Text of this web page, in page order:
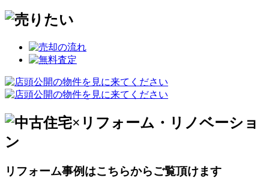
リフォーム事例はこちらからご覧頂けます